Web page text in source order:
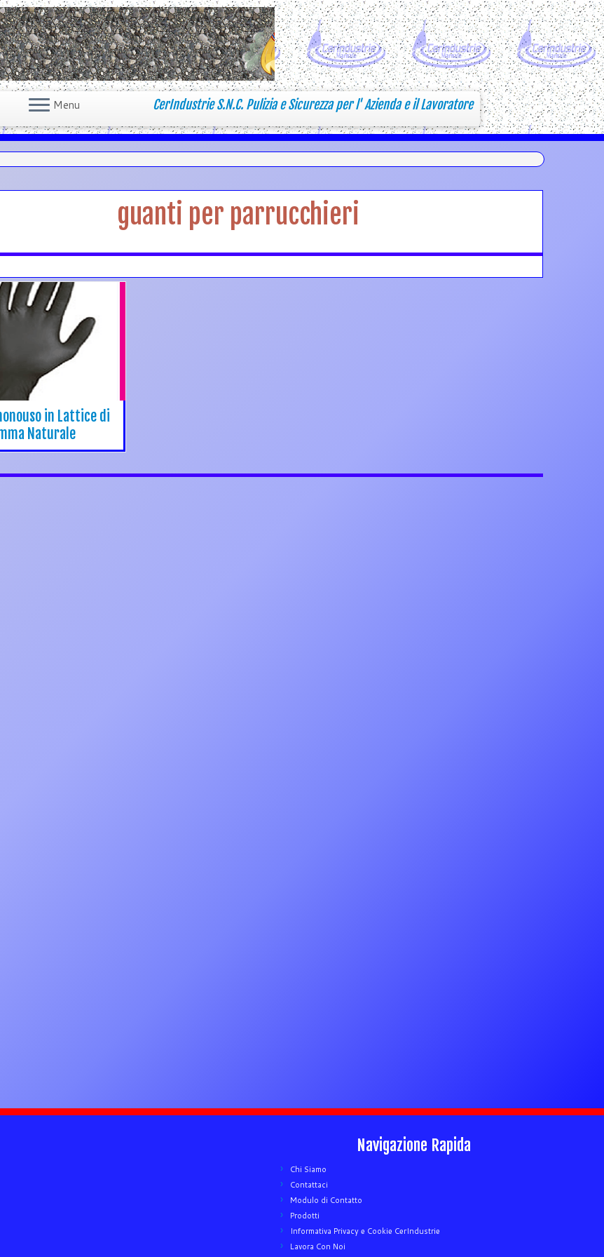
CerIndustrie S.N.C. Pulizia e Sicurezza per l' Azienda e il Lavoratore
Menu
guanti per parrucchieri
in Lattice di
Naturale
Navigazione Rapida
Chi Siamo
Contattaci
Modulo di Contatto
Prodotti
Informativa Privacy e Cookie CerIndustrie
Lavora Con Noi